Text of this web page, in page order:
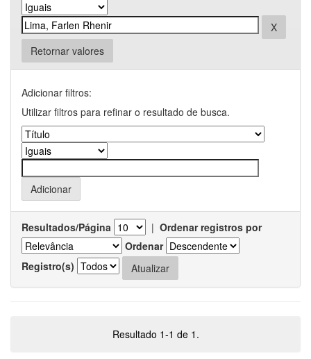
Retornar valores
Adicionar filtros:
Utilizar filtros para refinar o resultado de busca.
Resultados/Página | Ordenar registros por
Ordenar
Registro(s)
Resultado 1-1 de 1.